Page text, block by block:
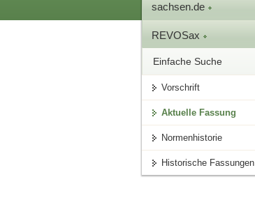
sachsen.de
REVOSax
Einfache Suche
Vorschrift
Aktuelle Fassung
Normenhistorie
Historische Fassungen